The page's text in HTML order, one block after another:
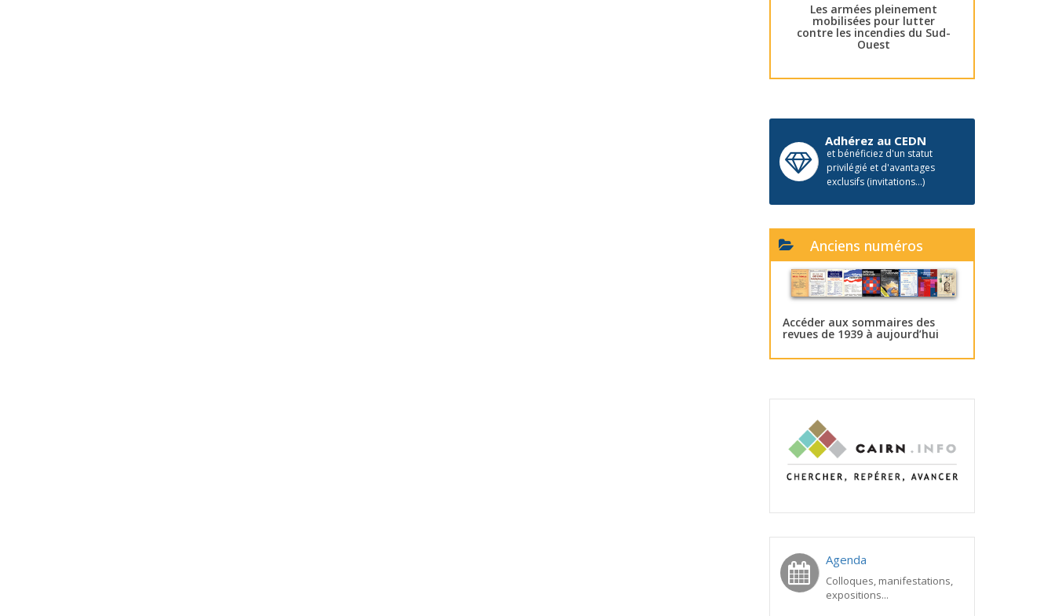
Les armées pleinement
mobilisées pour lutter
contre les incendies du Sud-
Ouest
Adhérez au CEDN
et bénéficiez d'un statut
privilégié et d'avantages
exclusifs (invitations...)
Anciens numéros
Accéder aux sommaires des
revues de 1939 à aujourd’hui
Agenda
Colloques, manifestations,
expositions...